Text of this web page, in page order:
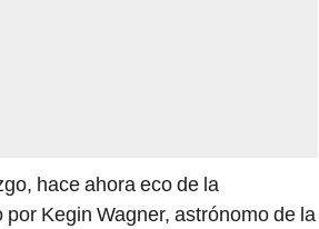
hace ahora eco de la
por Kegin Wagner, astrónomo de la